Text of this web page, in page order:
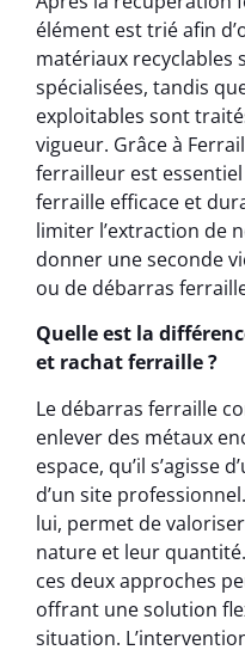
élément est trié afin
matériaux recyclables
spécialisées, tandis
exploitables sont
vigueur. Grâce à
ferrailleur est
ferraille efficace et
limiter l’extraction de
donner une seconde
ou de débarras
Quelle est la
et rachat ferraille ?
Le débarras ferraille
enlever des métaux
espace, qu’il s’agisse
d’un site
lui, permet de
nature et leur
ces deux approches
offrant une solution
situation.